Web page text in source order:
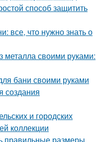
способ защитить
все, что нужно знать о
металла своими руками:
бани своими руками
создания
и городских
коллекции